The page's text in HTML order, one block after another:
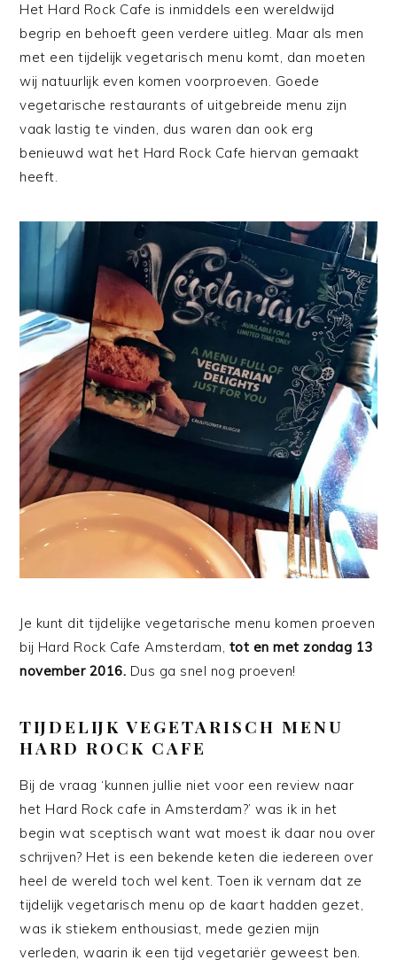
Het Hard Rock Cafe is inmiddels een wereldwijd
begrip en behoeft geen verdere uitleg. Maar als men
met een tijdelijk vegetarisch menu komt, dan moeten
wij natuurlijk even komen voorproeven. Goede
vegetarische restaurants of uitgebreide menu zijn
vaak lastig te vinden, dus waren dan ook erg
benieuwd wat het Hard Rock Cafe hiervan gemaakt
heeft.
Je kunt dit tijdelijke vegetarische menu komen proeven
bij Hard Rock Cafe Amsterdam, tot en met zondag 13
november 2016. Dus ga snel nog proeven!
TIJDELIJK VEGETARISCH MENU
HARD ROCK CAFE
Bij de vraag ‘kunnen jullie niet voor een review naar
het Hard Rock cafe in Amsterdam?’ was ik in het
begin wat sceptisch want wat moest ik daar nou over
schrijven? Het is een bekende keten die iedereen over
heel de wereld toch wel kent. Toen ik vernam dat ze
tijdelijk vegetarisch menu op de kaart hadden gezet,
was ik stiekem enthousiast, mede gezien mijn
verleden, waarin ik een tijd vegetariër geweest ben.